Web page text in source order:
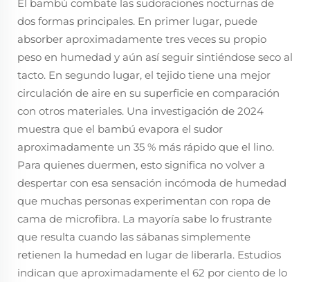
El bambú combate las sudoraciones nocturnas de
dos formas principales. En primer lugar, puede
absorber aproximadamente tres veces su propio
peso en humedad y aún así seguir sintiéndose seco al
tacto. En segundo lugar, el tejido tiene una mejor
circulación de aire en su superficie en comparación
con otros materiales. Una investigación de 2024
muestra que el bambú evapora el sudor
aproximadamente un 35 % más rápido que el lino.
Para quienes duermen, esto significa no volver a
despertar con esa sensación incómoda de humedad
que muchas personas experimentan con ropa de
cama de microfibra. La mayoría sabe lo frustrante
que resulta cuando las sábanas simplemente
retienen la humedad en lugar de liberarla. Estudios
indican que aproximadamente el 62 por ciento de lo